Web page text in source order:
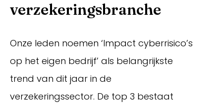
verzekeringsbranche
Onze leden noemen ‘Impact cyberrisico’s
op het eigen bedrijf’ als belangrijkste
trend van dit jaar in de
verzekeringssector. De top 3 bestaat